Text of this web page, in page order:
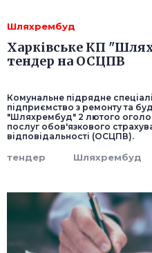
Шляхрембуд
Харківське КП
тендер на ОСЦПВ
Комунальне підрядне
підприємство з ремонту та
"Шляхрембуд" 2 лютого
послуг обов'язкового
відповідальності (ОСЦПВ).
тендер Шляхрембуд